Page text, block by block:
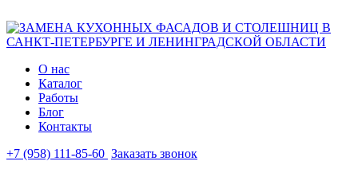
О нас
Каталог
Работы
Блог
Контакты
+7 (958) 111-85-60 Заказать звонок